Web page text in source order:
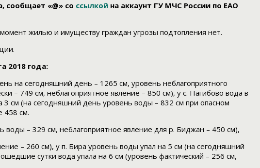
сообщает «@» со ссылкой на аккаунт ГУ МЧС России по ЕАО
жилью и имуществу граждан угрозы подтопления нет.
2018 года:
на сегодняшний день – 1265 см, уровень неблагоприятного
– 749 см, неблагоприятное явление – 850 см), у с. Нагибово вода в
см (на сегодняшний день уровень воды – 832 см при опасном
458 см.
– 329 см, неблагоприятное явление для р. Биджан – 450 см),
– 260 см), у п. Бира уровень воды упал на 5 см (на сегодняшний
сутки вода упала на 6 см (уровень фактический – 256 см,